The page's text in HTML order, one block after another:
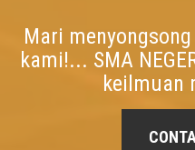
Mari
kami!... SMA
keilmuan